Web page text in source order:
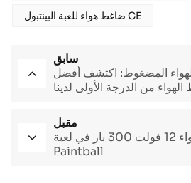
ضاغط هواء للعبة البينتبول CE
سابق
المضغوط: اكتشف أفضل
من الدرجة الأولى لدينا
مقبل
قوة ضواغط الهواء 12 فولت 300 بار في لعبة
Paintball